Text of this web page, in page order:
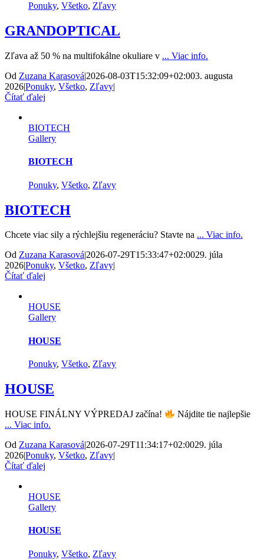
Ponuky, Všetko, Zľavy
GRANDOPTICAL
Zľava až 50 % na multifokálne okuliare v ... Viac info.
Od Zuzana Karasová|2026-08-03T15:32:09+02:003. augusta
2026|Ponuky, Všetko, Zľavy|
Čítať ďalej
BIOTECH
Gallery
BIOTECH
Ponuky, Všetko, Zľavy
BIOTECH
Chcete viac sily a rýchlejšiu regeneráciu? Stavte na ... Viac info.
Od Zuzana Karasová2026-07-29T15:33:47+02:0029. júla
2026Ponuky, Všetko, Zľavy
Čítať ďalej
HOUSE
Gallery
HOUSE
Ponuky, Všetko, Zľavy
HOUSE
HOUSE FINÁLNY VÝPREDAJ začína!
Nájdite tie najlepšie
... Viac info.
Od Zuzana Karasová|2026-07-29T11:34:17+02:0029. júla
2026|Ponuky, Všetko, Zľavy|
Čítať ďalej
HOUSE
Gallery
HOUSE
Ponuky, Všetko, Zľavy